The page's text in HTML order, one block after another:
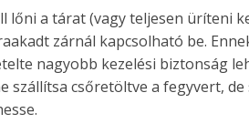
lőni a tárat (vagy teljesen üríteni
zárnál kapcsolható be.
nagyobb kezelési biztonság
szállítsa csőretöltve a fegyvert,